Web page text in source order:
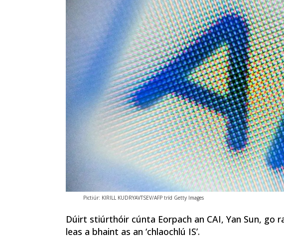
Pictiúr: KIRILL KUDRYAVTSEV/AFP tríd Getty Images
Dúirt stiúrthóir cúnta Eorpach an CAI, Yan Sun, go
leas a bhaint as an ‘chlaochlú IS’.